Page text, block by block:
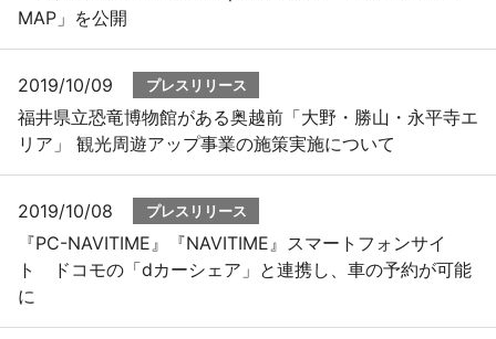
MAP」を公開
2019/10/09 プレスリリース
福井県立恐竜博物館がある奥越前「大野・勝山・永平寺エ
リア」 観光周遊アップ事業の施策実施について
2019/10/08 プレスリリース
『PC-NAVITIME』『NAVITIME』スマートフォンサイ
ト ドコモの「dカーシェア」と連携し、車の予約が可能
に